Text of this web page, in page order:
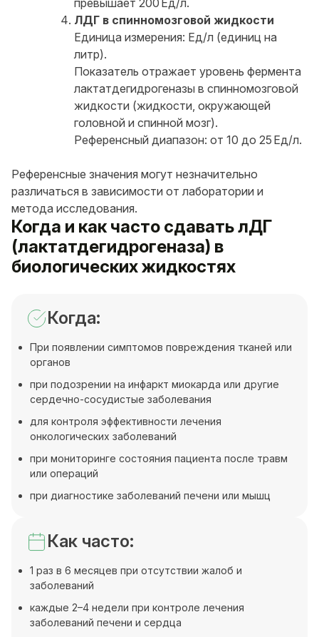
ЛДГ в спинномозговой жидкости
Единица измерения: Ед/л (единиц на
литр).
Показатель отражает уровень фермента
лактатдегидрогеназы в спинномозговой
жидкости (жидкости, окружающей
головной и спинной мозг).
Референсный диапазон: от 10 до 25 Ед/л.
Референсные значения могут незначительно
различаться в зависимости от лаборатории и
метода исследования.
Когда и как часто сдавать лДГ
(лактатдегидрогеназа) в
биологических жидкостях
Когда:
При появлении симптомов повреждения тканей или
органов
при подозрении на инфаркт миокарда или другие
сердечно-сосудистые заболевания
для контроля эффективности лечения
онкологических заболеваний
при мониторинге состояния пациента после травм
или операций
при диагностике заболеваний печени или мышц
Как часто:
1 раз в 6 месяцев при отсутствии жалоб и
заболеваний
каждые 2–4 недели при контроле лечения
заболеваний печени и сердца